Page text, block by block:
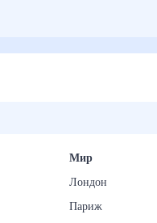
Мир
Лондон
Париж